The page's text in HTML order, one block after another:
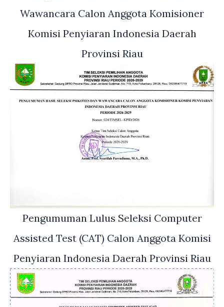
Wawancara Calon Anggota Komisioner
Komisi Penyiaran Indonesia Daerah
Provinsi Riau
Pengumuman Lulus Seleksi Computer
Assisted Test (CAT) Calon Anggota Komisi
Penyiaran Indonesia Daerah Provinsi Riau